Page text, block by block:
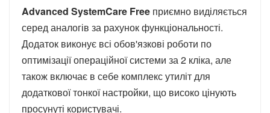
Advanced SystemCare Free приємно виділяється
серед аналогів за рахунок функціональності.
Додаток виконує всі обов'язкові роботи по
оптимізації операційної системи за 2 кліка, але
також включає в себе комплекс утиліт для
додаткової тонкої настройки, що високо цінують
просунуті користувачі.